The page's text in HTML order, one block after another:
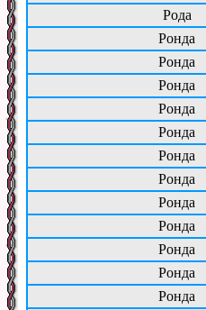
Рода
Ронда
Ронда
Ронда
Ронда
Ронда
Ронда
Ронда
Ронда
Ронда
Ронда
Ронда
Ронда